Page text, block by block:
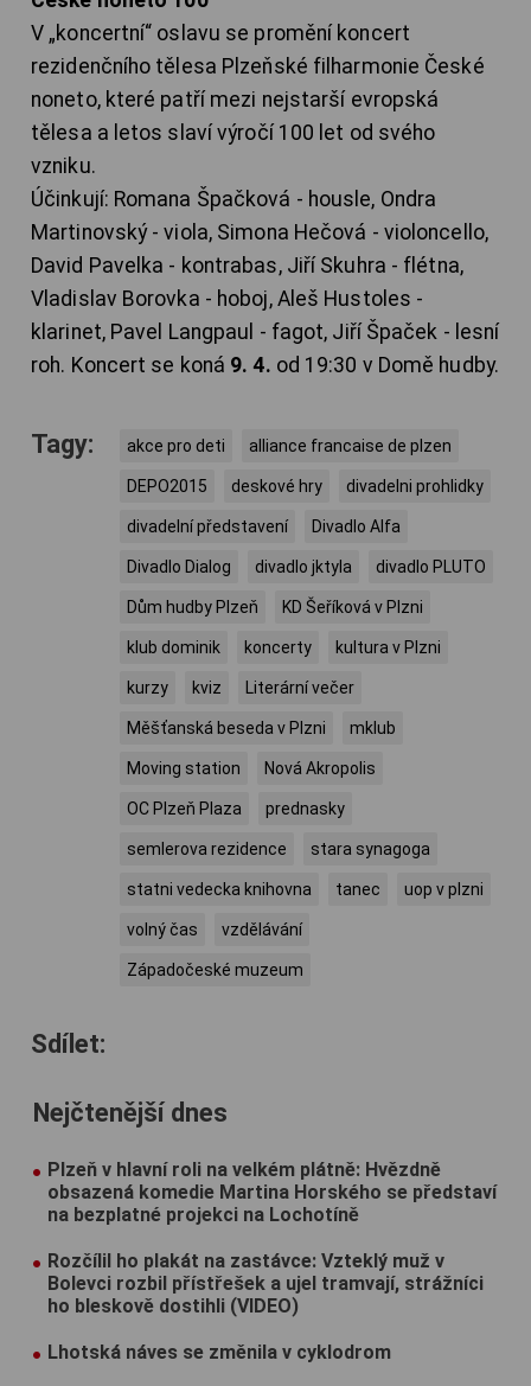
V „koncertní“ oslavu se promění koncert
rezidenčního tělesa Plzeňské filharmonie České
noneto, které patří mezi nejstarší evropská
tělesa a letos slaví výročí 100 let od svého
vzniku.
Účinkují: Romana Špačková - housle, Ondra
Martinovský - viola, Simona Hečová - violoncello,
David Pavelka - kontrabas, Jiří Skuhra - flétna,
Vladislav Borovka - hoboj, Aleš Hustoles -
klarinet, Pavel Langpaul - fagot, Jiří Špaček - lesní
roh. Koncert se koná 9. 4. od 19:30 v Domě hudby.
Tagy: akce pro deti alliance francaise de plzen
DEPO2015 deskové hry divadelni prohlidky
divadelní představení Divadlo Alfa
Divadlo Dialog divadlo jktyla divadlo PLUTO
Dům hudby Plzeň KD Šeříková v Plzni
klub dominik koncerty kultura v Plzni
kurzy kviz Literární večer
Měšťanská beseda v Plzni mklub
Moving station Nová Akropolis
OC Plzeň Plaza prednasky
semlerova rezidence stara synagoga
statni vedecka knihovna tanec uop v plzni
volný čas vzdělávání
Západočeské muzeum
Sdílet:
Nejčtenější dnes
Plzeň v hlavní roli na velkém plátně: Hvězdně
obsazená komedie Martina Horského se představí
na bezplatné projekci na Lochotíně
Rozčílil ho plakát na zastávce: Vzteklý muž v
Bolevci rozbil přístřešek a ujel tramvají, strážníci
ho bleskově dostihli (VIDEO)
Lhotská náves se změnila v cyklodrom